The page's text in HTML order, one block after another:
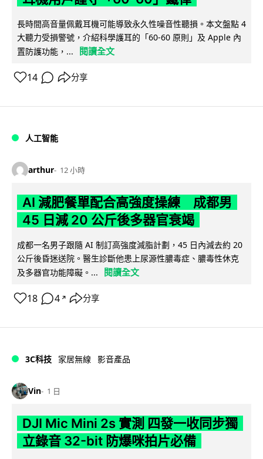
長時間高音量佩戴耳機可能導致永久性噪音性聽損。本文盤點 4
大聽力受損警號，介紹科學護耳的「60-60 原則」及 Apple 內
置防護功能，...
閱讀全文
14 分享
人工智能
arthur 12 小時
AI 減肥餐單配合高強度操練 成都男
45 日減 20 公斤後多器官衰竭
成都一名男子跟隨 AI 制訂高強度減脂計劃，45 日內減去約 20
公斤後昏迷送院。醫生診斷他患上尿源性膿毒症、膿毒性休克
及多器官功能障礙。...
閱讀全文
18 4 ↗ 分享
3C科技 家居無線 影音產品
Vin 1 日
DJI Mic Mini 2s 實測 四發一收同步獨
立錄音 32-bit 防爆咪拍片必備